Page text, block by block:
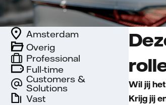
Full-time
Customers &
Solutions
Amsterdam
Professional
Overig
Vast
Wil jij
Krijg jij